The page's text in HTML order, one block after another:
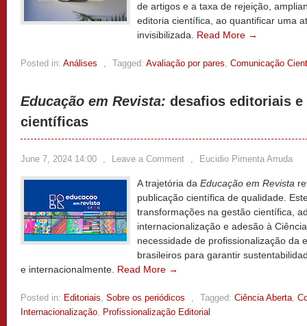
de artigos e a taxa de rejeição,
editoria científica, ao quantificar uma
invisibilizada. Read More →
Posted in: Análises , Tagged: Avaliação por pares, Comunicação
Educação em Revista: desafios editoriais
científicas
June 7, 2024 14:00 , Leave a Comment , Eucidio Pimenta Arruda
A trajetória da Educação em Revista
publicação científica de qualidade.
transformações na gestão científica,
internacionalização e adesão à
necessidade de profissionalização da
brasileiros para garantir
e internacionalmente. Read More →
Posted in: Editoriais, Sobre os periódicos , Tagged: Ciência Aberta,
Internacionalização, Profissionalização Editorial